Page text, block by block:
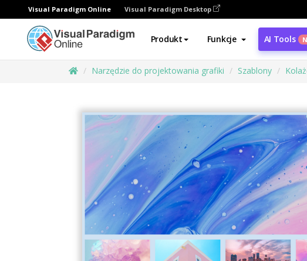
Visual Paradigm Online Visual Paradigm Desktop
Produkt Funkcje AI Tools
Narzędzie do projektowania grafiki Szablony